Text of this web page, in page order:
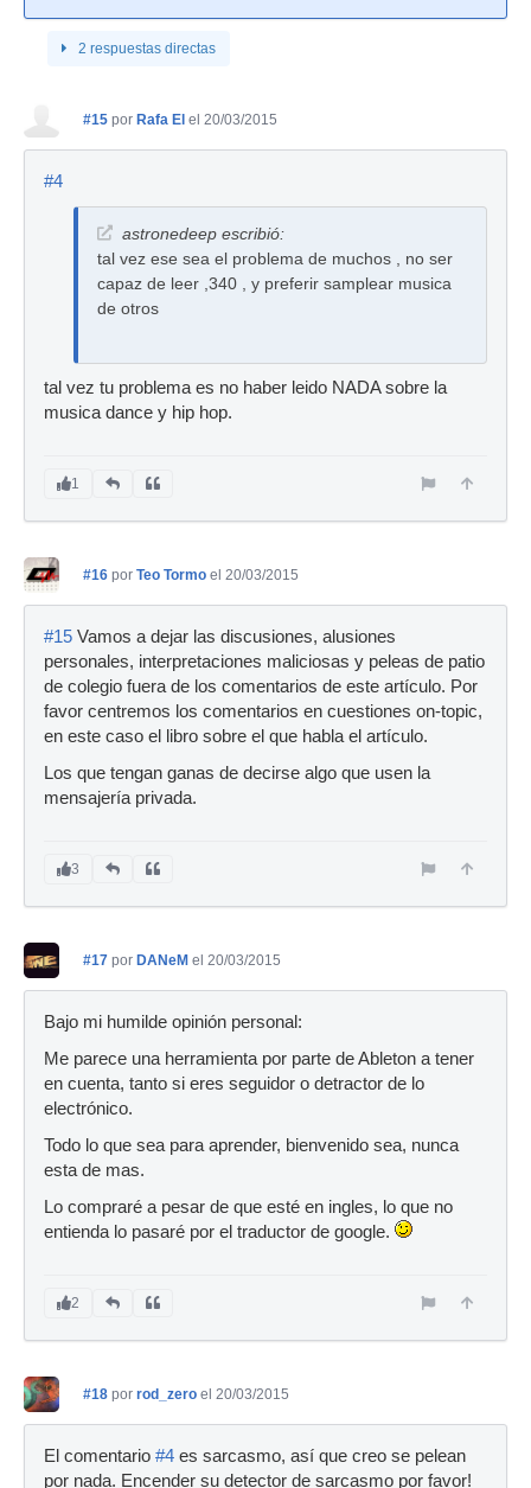
2 respuestas directas
#15 por Rafa El el 20/03/2015
#4
astronedeep escribió:
tal vez ese sea el problema de muchos , no ser
capaz de leer ,340 , y preferir samplear musica
de otros
tal vez tu problema es no haber leido NADA sobre la
musica dance y hip hop.
1
#16 por Teo Tormo el 20/03/2015
#15 Vamos a dejar las discusiones, alusiones
personales, interpretaciones maliciosas y peleas de patio
de colegio fuera de los comentarios de este artículo. Por
favor centremos los comentarios en cuestiones on-topic,
en este caso el libro sobre el que habla el artículo.
Los que tengan ganas de decirse algo que usen la
mensajería privada.
3
#17 por DANeM el 20/03/2015
Bajo mi humilde opinión personal:
Me parece una herramienta por parte de Ableton a tener
en cuenta, tanto si eres seguidor o detractor de lo
electrónico.
Todo lo que sea para aprender, bienvenido sea, nunca
esta de mas.
Lo compraré a pesar de que esté en ingles, lo que no
entienda lo pasaré por el traductor de google.
2
#18 por rod_zero el 20/03/2015
El comentario #4 es sarcasmo, así que creo se pelean
por nada. Encender su detector de sarcasmo por favor!